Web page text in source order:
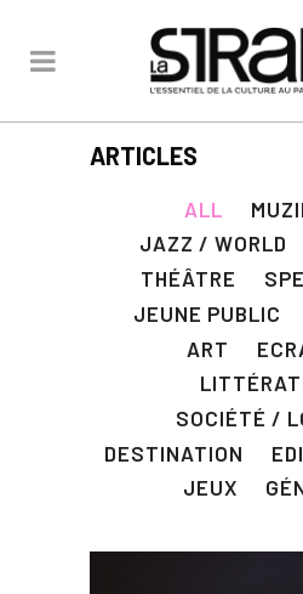
ARTICLES
ALL
JAZZ / WORLD
THÉÂTRE
JEUNE PUBLIC
ART
SOCIÉTÉ /
DESTINATION
JEUX